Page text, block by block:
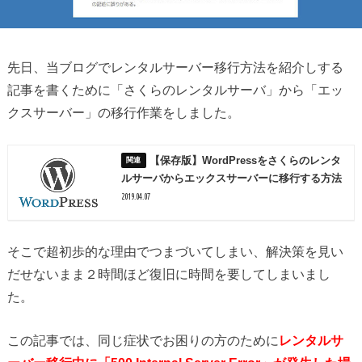
先日、当ブログでレンタルサーバー移行方法を紹介しする
記事を書くために「さくらのレンタルサーバ」から「エッ
クスサーバー」の移行作業をしました。
【保存版】WordPressをさくらのレンタ
ルサーバからエックスサーバーに移行する方法
2019.04.07
そこで超初歩的な理由でつまづいてしまい、解決策を見い
だせないまま２時間ほど復旧に時間を要してしまいまし
た。
この記事では、同じ症状でお困りの方のために レンタルサ